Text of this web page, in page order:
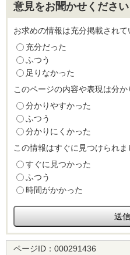
意見をお聞かせください
お求めの情報は充分掲載されて
充分だった
ふつう
足りなかった
このページの内容や表現は分
分かりやすかった
ふつう
分かりにくかった
この情報はすぐに見つけられま
すぐに見つかった
ふつう
時間がかかった
ページID： 000291436